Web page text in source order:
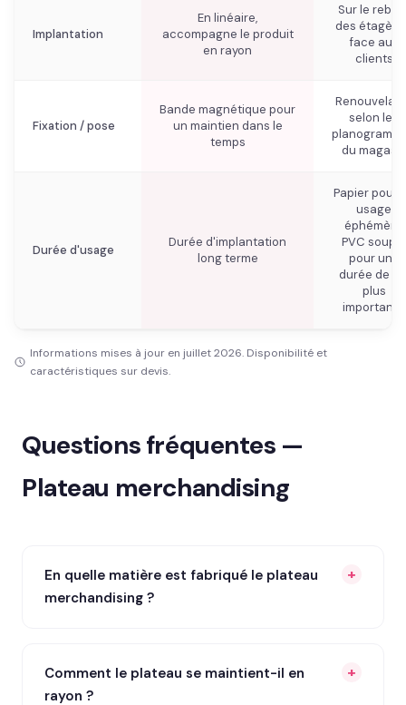
Implantation
En linéaire,
accompagne le produit
en rayon
Sur le
des
face aux
clients
Fixation / pose
Bande magnétique pour
un maintien dans le
temps
selon les
du magasin
Durée d'usage
Durée d'implantation
long terme
Papier pour
usage
éphémère,
PVC souple
pour une
durée de
plus
importante
Informations mises à jour en juillet 2026. Disponibilité et
caractéristiques sur devis.
Questions fréquentes —
Plateau merchandising
En quelle matière est fabriqué le plateau
merchandising ?
Comment le plateau se maintient-il en
rayon ?